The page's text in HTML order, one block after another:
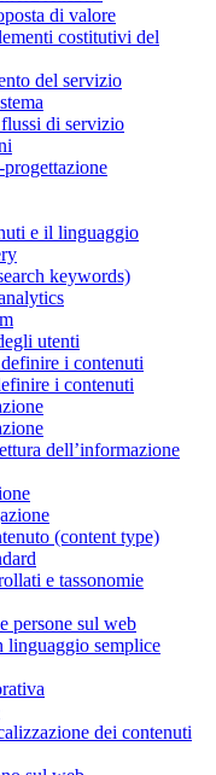
di valore
costitutivi del
del servizio
di servizio
e il linguaggio
keywords)
utenti
i contenuti
i contenuti
dell’informazione
(content type)
e tassonomie
persone sul web
linguaggio semplice
dei contenuti